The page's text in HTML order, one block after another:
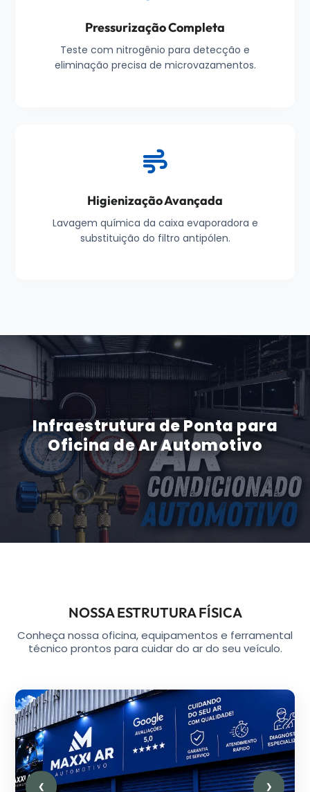
Pressurização Completa
Teste com nitrogênio para detecção e
eliminação precisa de microvazamentos.
Higienização Avançada
Lavagem química da caixa evaporadora e
substituição do filtro antipólen.
Infraestrutura de Ponta para
Oficina de Ar Automotivo
NOSSA ESTRUTURA FÍSICA
Conheça nossa oficina, equipamentos e ferramental
técnico prontos para cuidar do ar do seu veículo.
❮ ❯